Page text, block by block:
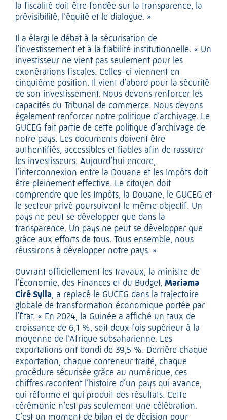
la fiscalité doit être fondée sur la transparence, la
prévisibilité, l’équité et le dialogue. »
Il a élargi le débat à la sécurisation de
l’investissement et à la fiabilité institutionnelle. « Un
investisseur ne vient pas seulement pour les
exonérations fiscales. Celles-ci viennent en
cinquième position. Il vient d’abord pour la sécurité
de son investissement. Nous devons renforcer les
capacités du Tribunal de commerce. Nous devons
également renforcer notre politique d’archivage. Le
GUCEG fait partie de cette politique d’archivage de
notre pays. Les documents doivent être
authentifiés, accessibles et fiables afin de rassurer
les investisseurs. Aujourd’hui encore,
l’interconnexion entre la Douane et les Impôts doit
être pleinement effective. Le citoyen doit
comprendre que les Impôts, la Douane, le GUCEG et
le secteur privé poursuivent le même objectif. Un
pays ne peut se développer que dans la
transparence. Un pays ne peut se développer que
grâce aux efforts de tous. Tous ensemble, nous
réussirons à développer notre pays. »
Ouvrant officiellement les travaux, la ministre de
l’Économie, des Finances et du Budget, Mariama
Ciré Sylla , a replacé le GUCEG dans la trajectoire
globale de transformation économique portée par
l’État. « En 2024, la Guinée a affiché un taux de
croissance de 6,1 %, soit deux fois supérieur à la
moyenne de l’Afrique subsaharienne. Les
exportations ont bondi de 39,5 %. Derrière chaque
exportation, chaque conteneur traité, chaque
procédure sécurisée grâce au numérique, ces
chiffres racontent l’histoire d’un pays qui avance,
qui réforme et qui produit des résultats. Cette
cérémonie n’est pas seulement une célébration.
C’est un moment de bilan et de décision pour